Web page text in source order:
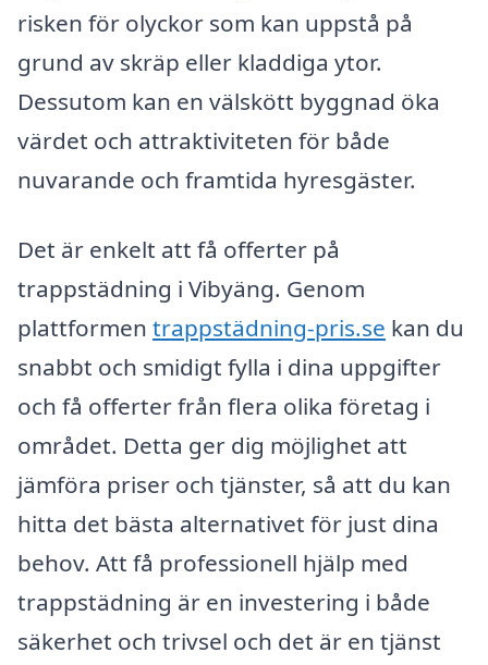
risken för olyckor som kan uppstå på
grund av skräp eller kladdiga ytor.
Dessutom kan en välskött byggnad öka
värdet och attraktiviteten för både
nuvarande och framtida hyresgäster.
Det är enkelt att få offerter på
trappstädning i Vibyäng. Genom
plattformen trappstädning-pris.se kan du
snabbt och smidigt fylla i dina uppgifter
och få offerter från flera olika företag i
området. Detta ger dig möjlighet att
jämföra priser och tjänster, så att du kan
hitta det bästa alternativet för just dina
behov. Att få professionell hjälp med
trappstädning är en investering i både
säkerhet och trivsel och det är en tjänst